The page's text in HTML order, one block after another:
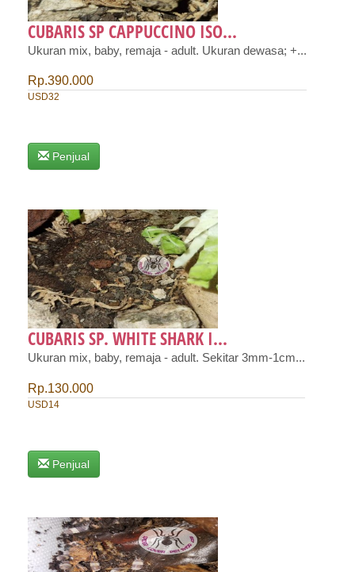
CUBARIS SP CAPPUCCINO ISO...
Ukuran mix, baby, remaja - adult. Ukuran dewasa; +...
Rp.390.000
USD32
Penjual
CUBARIS SP. WHITE SHARK I...
Ukuran mix, baby, remaja - adult. Sekitar 3mm-1cm...
Rp.130.000
USD14
Penjual